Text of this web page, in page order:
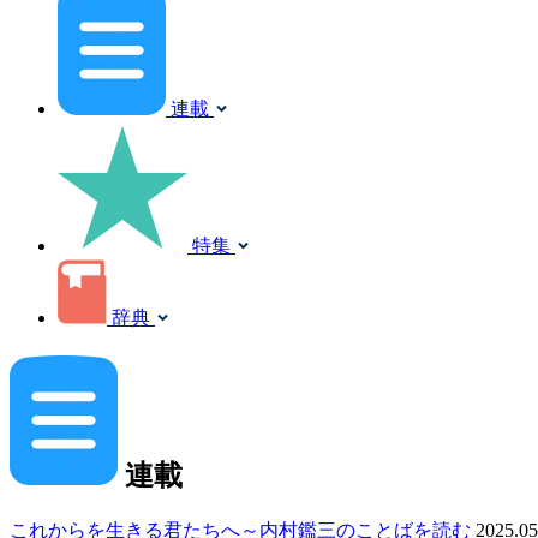
連載
特集
辞典
連載
これからを生きる君たちへ～内村鑑三のことばを読む